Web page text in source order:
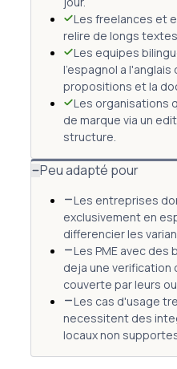
Les freelances et
relire de longs
Les equipes
l'espagnol a l'anglais
propositions et la
Les organisations
de marque via un
structure.
Peu adapté pour
Les entreprises
exclusivement en
differencier les
Les PME avec
deja une verification
couverte par leurs
Les cas d'usage
necessitent des
locaux non